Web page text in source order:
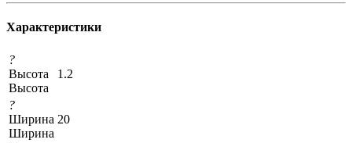
Характеристики
?
Высота
Высота
1.2
?
Ширина
Ширина
20